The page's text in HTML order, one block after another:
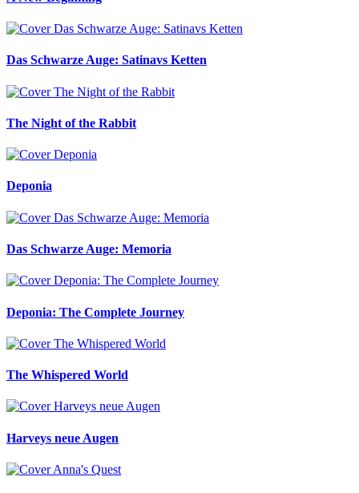
Das Schwarze Auge: Satinavs Ketten
The Night of the Rabbit
Deponia
Das Schwarze Auge: Memoria
Deponia: The Complete Journey
The Whispered World
Harveys neue Augen